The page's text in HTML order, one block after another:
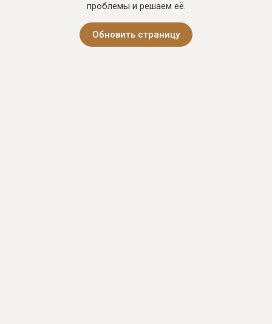
проблемы и решаем её.
Обновить страницу